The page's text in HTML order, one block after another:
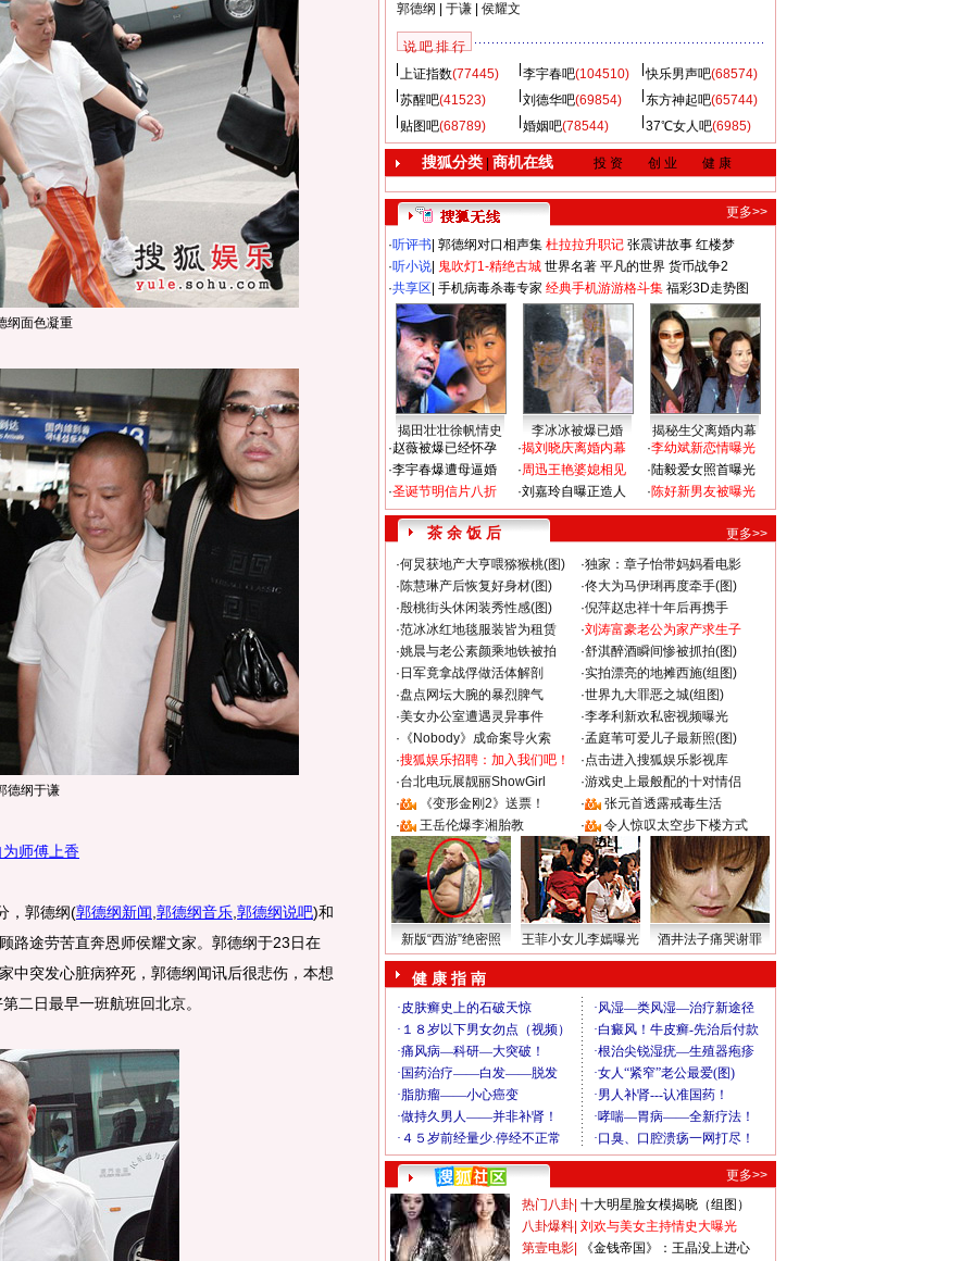
纲面色凝重
德纲于谦
师傅上香
郭德纲(郭德纲新闻 郭德纲音乐 郭德纲说吧)和
路途劳苦直奔恩师侯耀文家。郭德纲于23日在
中突发心脏病猝死，郭德纲闻讯后很悲伤，本想
二日最早一班航班回北京。
郭德纲
于谦| 侯耀文
说 吧 排 行
上证指数(77445) 李宇春吧(104510) 快乐男声吧(68574)
苏醒吧(41523) 刘德华吧(69854) 东方神起吧(65744)
贴图吧(68789) 婚姻吧(78544) 37℃女人吧(6985)
搜狐分类| 商机在线 投 资 创 业 健 康
更多>>
·听评书 郭德纲对口相声集 杜拉拉升职记 张震讲故事 红楼梦
·听小说 鬼吹灯1-精绝古城 世界名著 平凡的世界 货币战争2
·共享区 手机病毒杀毒专家 经典手机游游格斗集 福彩3D走势图
揭田壮壮徐帆情史 李冰冰被爆已婚
揭秘生父离婚内幕
·赵薇被爆已经怀孕
·李宇春爆遭母逼婚
·圣诞节明信片八折
·揭刘晓庆离婚内幕
·周迅王艳婆媳相见
·刘嘉玲自曝正造人
·李幼斌新恋情曝光
·陆毅爱女照首曝光
·陈好新男友被曝光
茶 余 饭 后
更多>>
·何炅获地产大亨喂猕猴桃(图) ·独家：章子怡带妈妈看电影
·陈慧琳产后恢复好身材(图) ·佟大为马伊琍再度牵手(图)
·殷桃街头休闲装秀性感(图) ·倪萍赵忠祥十年后再携手
·范冰冰红地毯服装皆为租赁 ·刘涛富豪老公为家产求生子
·姚晨与老公素颜乘地铁被拍 ·舒淇醉酒瞬间惨被抓拍(图)
· 日军竟拿战俘做活体解剖 ·实拍漂亮的地摊西施(组图)
·盘点网坛大腕的暴烈脾气 ·世界九大罪恶之城(组图)
·美女办公室遭遇灵异事件 ·李孝利新欢私密视频曝光
· 《Nobody》成命案导火索 ·孟庭苇可爱儿子最新照(图)
·搜狐娱乐招聘：加入我们吧！ ·点击进入搜狐娱乐影视库
·台北电玩展靓丽ShowGirl ·游戏史上最般配的十对情侣
·
《变形金刚2》送票！ ·
张元首透露戒毒生活
·
王岳伦爆李湘胎教 · 令人惊叹太空步下楼方式
新版“西游”绝密照 王菲小女儿李嫣曝光 酒井法子痛哭谢罪
健 康 指 南
更多>>
热门八卦 十大明星脸女模揭晓（组图）
八卦爆料 刘欢与美女主持情史大曝光
第壹电影
《金钱帝国》：王晶没上进心